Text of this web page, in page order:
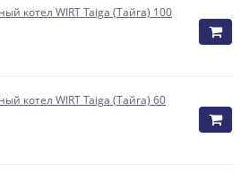
котел WIRT Taiga (Тайга) 100
котел WIRT Taiga (Тайга) 60